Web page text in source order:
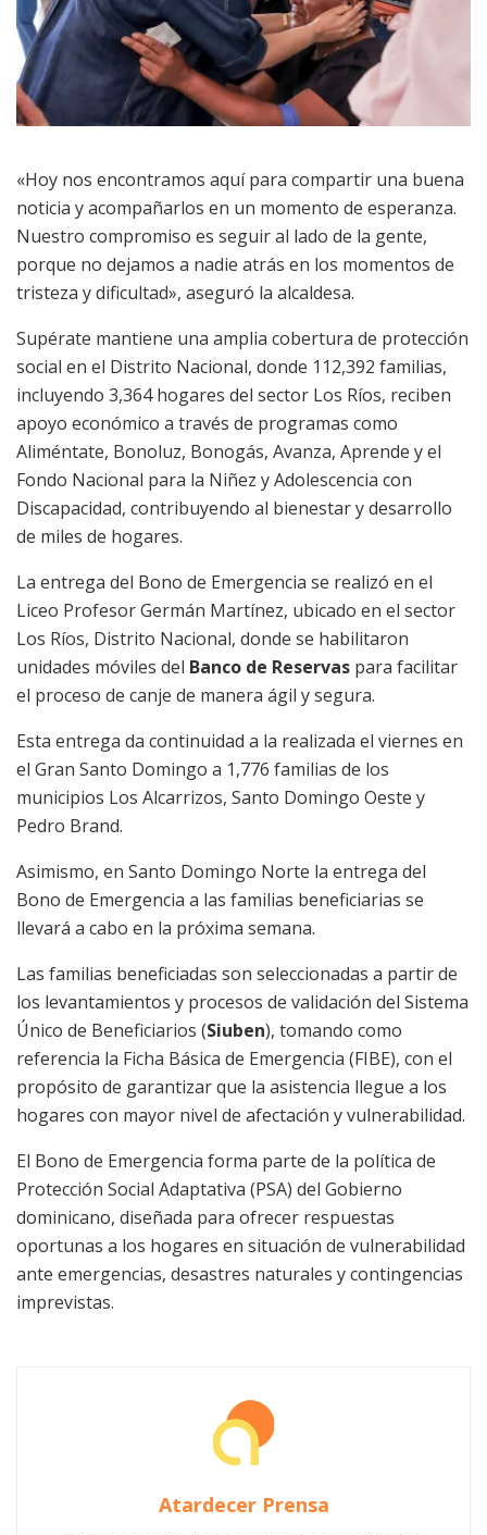
«Hoy nos encontramos aquí para compartir una buena
noticia y acompañarlos en un momento de esperanza.
Nuestro compromiso es seguir al lado de la gente,
porque no dejamos a nadie atrás en los momentos de
tristeza y dificultad», aseguró la alcaldesa.
Supérate mantiene una amplia cobertura de protección
social en el Distrito Nacional, donde 112,392 familias,
incluyendo 3,364 hogares del sector Los Ríos, reciben
apoyo económico a través de programas como
Aliméntate, Bonoluz, Bonogás, Avanza, Aprende y el
Fondo Nacional para la Niñez y Adolescencia con
Discapacidad, contribuyendo al bienestar y desarrollo
de miles de hogares.
La entrega del Bono de Emergencia se realizó en el
Liceo Profesor Germán Martínez, ubicado en el sector
Los Ríos, Distrito Nacional, donde se habilitaron
unidades móviles del Banco de Reservas para facilitar
el proceso de canje de manera ágil y segura.
Esta entrega da continuidad a la realizada el viernes en
el Gran Santo Domingo a 1,776 familias de los
municipios Los Alcarrizos, Santo Domingo Oeste y
Pedro Brand.
Asimismo, en Santo Domingo Norte la entrega del
Bono de Emergencia a las familias beneficiarias se
llevará a cabo en la próxima semana.
Las familias beneficiadas son seleccionadas a partir de
los levantamientos y procesos de validación del Sistema
Único de Beneficiarios (Siuben), tomando como
referencia la Ficha Básica de Emergencia (FIBE), con el
propósito de garantizar que la asistencia llegue a los
hogares con mayor nivel de afectación y vulnerabilidad.
El Bono de Emergencia forma parte de la política de
Protección Social Adaptativa (PSA) del Gobierno
dominicano, diseñada para ofrecer respuestas
oportunas a los hogares en situación de vulnerabilidad
ante emergencias, desastres naturales y contingencias
imprevistas.
Atardecer Prensa